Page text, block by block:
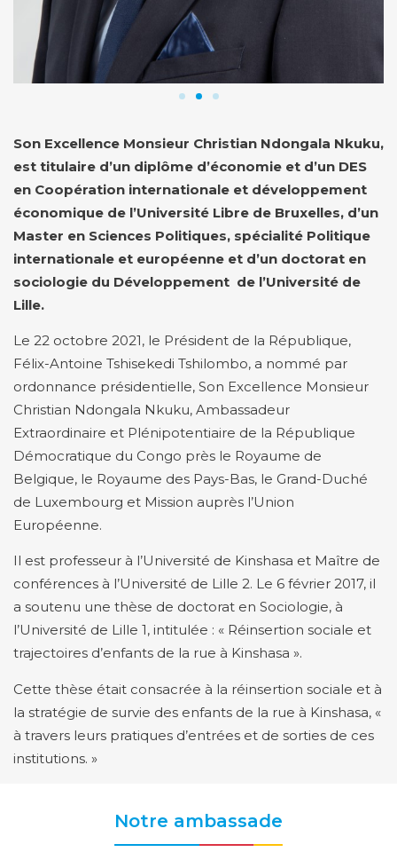
Son Excellence Monsieur Christian Ndongala Nkuku,
est titulaire d’un diplôme d’économie et d’un DES
en Coopération internationale et développement
économique de l’Université Libre de Bruxelles, d’un
Master en Sciences Politiques, spécialité Politique
internationale et européenne et d’un doctorat en
sociologie du Développement de l’Université de
Lille.
Le 22 octobre 2021, le Président de la République,
Félix-Antoine Tshisekedi Tshilombo, a nommé par
ordonnance présidentielle, Son Excellence Monsieur
Christian Ndongala Nkuku, Ambassadeur
Extraordinaire et Plénipotentiaire de la République
Démocratique du Congo près le Royaume de
Belgique, le Royaume des Pays-Bas, le Grand-Duché
de Luxembourg et Mission auprès l’Union
Européenne.
Il est professeur à l’Université de Kinshasa et Maître de
conférences à l’Université de Lille 2. Le 6 février 2017, il
a soutenu une thèse de doctorat en Sociologie, à
l’Université de Lille 1, intitulée : « Réinsertion sociale et
trajectoires d’enfants de la rue à Kinshasa ».
Cette thèse était consacrée à la réinsertion sociale et à
la stratégie de survie des enfants de la rue à Kinshasa, «
à travers leurs pratiques d’entrées et de sorties de ces
institutions. »
Notre ambassade